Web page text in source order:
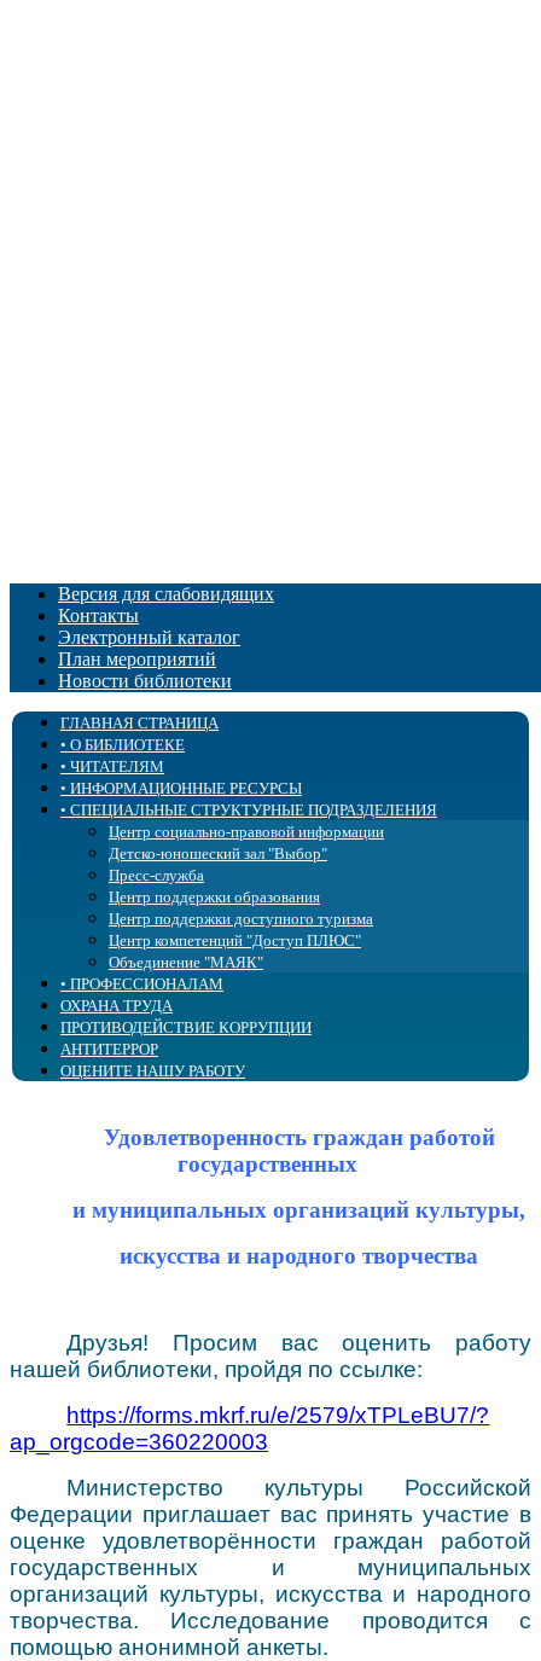
Версия для слабовидящих
Контакты
Электронный каталог
План мероприятий
Новости библиотеки
ГЛАВНАЯ СТРАНИЦА
• О БИБЛИОТЕКЕ
История
Учредительные документы
Государственное задание и оценка качества
Услуги
Образовательная деятельность
Структура
Бэкграундер
Попечительский совет
Сплошное сердце
Библиотека в СМИ
Профсоюз
Доступная среда
Сведения об учредителе
• ЧИТАТЕЛЯМ
Правила пользования
Библиотека «ЛОГОС»
Страничка психолога
Блог Доступное чтение
Клубы, объединения
Озвученные книжные выставки
Фильмы с тифлокомментариями
Центр «ПромоБрайль»
Брайль-Актив
Аллея для слепых
Культура для школьников
Советует юрист
• ИНФОРМАЦИОННЫЕ РЕСУРСЫ
Новые поступления
Электронные ресурсы
Периодические издания
Издания библиотеки
Тифлокалендарь
Тифлоновости
Калейдоскоп событий
• СПЕЦИАЛЬНЫЕ СТРУКТУРНЫЕ ПОДРАЗДЕЛЕНИЯ
Центр социально-правовой информации
Детско-юношеский зал "Выбор"
Пресс-служба
Центр поддержки образования
Центр поддержки доступного туризма
Центр компетенций "Доступ ПЛЮС"
Объединение "МАЯК"
• ПРОФЕССИОНАЛАМ
• Библиотечным специалистам
Интергрированное библиотечное обслуживание
Повышение квалификации
Виртуальный кабинет
Специалистам сферы воспитания и образования
Специалистам сферы реабилитации
Специалистам-офтальмологам
ОХРАНА ТРУДА
ПРОТИВОДЕЙСТВИЕ КОРРУПЦИИ
АНТИТЕРРОР
ОЦЕНИТЕ НАШУ РАБОТУ
Удовлетворенность граждан работой
государственных
и муниципальных организаций культуры,
искусства и народного творчества
Друзья! Просим вас оценить работу
нашей библиотеки, пройдя по ссылке:
https://forms.mkrf.ru/e/2579/xTPLeBU7/?
ap_orgcode=360220003
Министерство культуры Российской
Федерации приглашает вас принять участие в
оценке удовлетворённости граждан работой
государственных и муниципальных
организаций культуры, искусства и народного
творчества. Исследование проводится с
помощью анонимной анкеты.